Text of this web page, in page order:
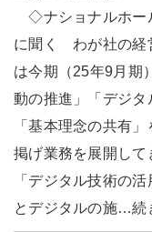
◇ナショナルホー
に聞く わが社の
は今期（25年9月期
動の推進」「デジタ
「基本理念の共有
掲げ業務を展開して
「デジタル技術の
とデジタルの施…続